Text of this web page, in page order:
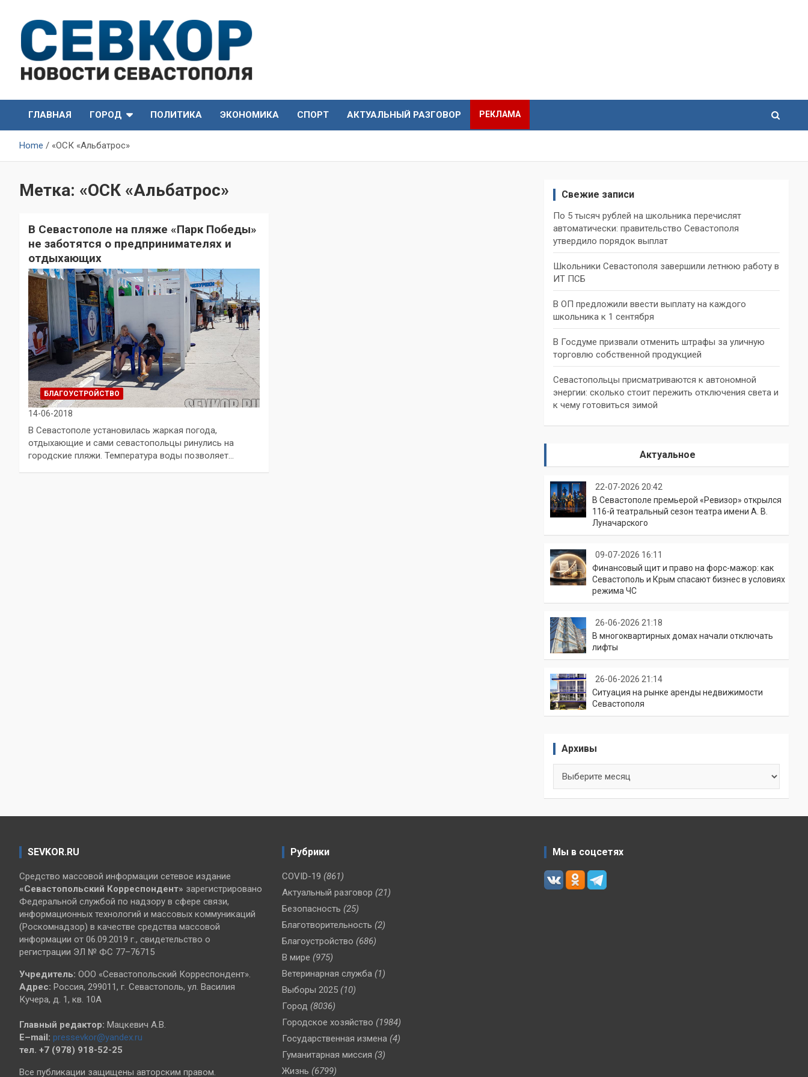
content
СевКор — Новости
Севастополя
Севастополя
ГЛАВНАЯ
ГОРОД ПОЛИТИКА ЭКОНОМИКА СПОРТ АКТУАЛЬНЫЙ РАЗГОВОР РЕКЛАМА
Home «ОСК «Альбатрос»
Метка: «ОСК «Альбатрос»
В Севастополе на пляже «Парк Победы»
не заботятся о предпринимателях и
отдыхающих
БЛАГОУСТРОЙСТВО
14-06-2018
В Севастополе установилась жаркая погода,
отдыхающие и сами севастопольцы ринулись на
городские пляжи. Температура воды позволяет…
Свежие записи
По 5 тысяч рублей на школьника перечислят
автоматически: правительство Севастополя
утвердило порядок выплат
Школьники Севастополя завершили летнюю работу в
ИТ ПСБ
В ОП предложили ввести выплату на каждого
школьника к 1 сентября
В Госдуме призвали отменить штрафы за уличную
торговлю собственной продукцией
Севастопольцы присматриваются к автономной
энергии: сколько стоит пережить отключения света и
к чему готовиться зимой
Актуальное
22-07-2026 20:42
В Севастополе премьерой «Ревизор» открылся
116-й театральный сезон театра имени А. В.
Луначарского
09-07-2026 16:11
Финансовый щит и право на форс-мажор: как
Севастополь и Крым спасают бизнес в условиях
режима ЧС
26-06-2026 21:18
В многоквартирных домах начали отключать
лифты
26-06-2026 21:14
Ситуация на рынке аренды недвижимости
Севастополя
Архивы
SEVKOR.RU
Средство массовой информации сетевое издание
«Севастопольский Корреспондент» зарегистрировано
Федеральной службой по надзору в сфере связи,
информационных технологий и массовых коммуникаций
(Роскомнадзор) в качестве средства массовой
информации от 06.09.2019 г., свидетельство о
регистрации ЭЛ № ФС 77–76715
Учредитель: ООО «Севастопольский Корреспондент».
Адрес: Россия, 299011, г. Севастополь, ул. Василия
Кучера, д. 1, кв. 10А
Главный редактор: Мацкевич А.В.
E–mail: pressevkor@yandex.ru
тел. +7 (978) 918-52-25
Все публикации защищены авторским правом.
Рубрики
COVID-19 (861)
Актуальный разговор (21)
Безопасность (25)
Благотворительность (2)
Благоустройство (686)
В мире (975)
Ветеринарная служба (1)
Выборы 2025 (10)
Город (8036)
Городское хозяйство (1984)
Государственная измена (4)
Гуманитарная миссия (3)
Жизнь (6799)
Мы в соцсетях